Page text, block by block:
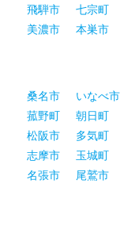
飛騨市
七宗町
美濃市
本巣市
桑名市 いなべ市
菰野町
朝日町
松阪市
多気町
志摩市
玉城町
名張市
尾鷲市